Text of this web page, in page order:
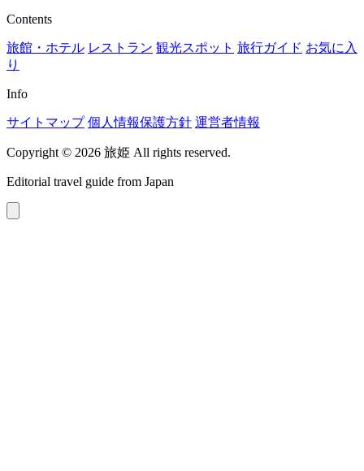
Contents
旅館・ホテル レストラン 観光スポット 旅行ガイド お気に入
り
Info
サイトマップ 個人情報保護方針 運営者情報
Copyright © 2026 旅姫 All rights reserved.
Editorial travel guide from Japan